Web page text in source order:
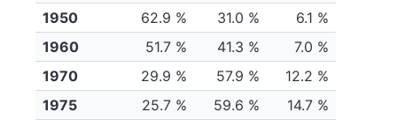
1950
62.9 % 31.0 %
6.1 %
1960
51.7 % 41.3 %
7.0 %
1970
29.9 % 57.9 %
12.2 %
1975
25.7 % 59.6 %
14.7 %